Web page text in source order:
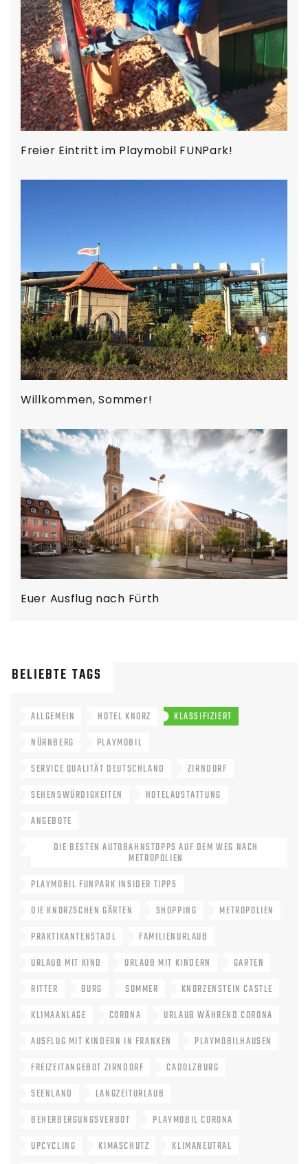
Freier Eintritt im Playmobil FUNPark!
Willkommen, Sommer!
Euer Ausflug nach Fürth
BELIEBTE TAGS
ALLGEMEIN HOTEL KNORZ
KLASSIFIZIERT
NÜRNBERG
PLAYMOBIL
SERVICE QUALITÄT DEUTSCHLAND
ZIRNDORF
SEHENSWÜRDIGKEITEN
HOTELAUSTATTUNG
ANGEBOTE
DIE BESTEN AUTOBAHNSTOPPS AUF DEM WEG NACH
METROPOLIEN
PLAYMOBIL FUNPARK INSIDER TIPPS
DIE KNORZSCHEN GÄRTEN
SHOPPING
METROPOLIEN
PRAKTIKANTENSTADL
FAMILIENURLAUB
URLAUB MIT KIND
URLAUB MIT KINDERN
GARTEN
RITTER
BURG SOMMER
KNORZENSTEIN CASTLE
KLIMAANLAGE
CORONA
URLAUB WÄHREND CORONA
AUSFLUG MIT KINDERN IN FRANKEN
PLAYMOBILHAUSEN
FREIZEITANGEBOT ZIRNDORF
CADOLZBURG
SEENLAND
LANGZEITURLAUB
BEHERBERGUNGSVERBOT
PLAYMOBIL CORONA
UPCYCLING
KIMASCHUTZ
KLIMANEUTRAL